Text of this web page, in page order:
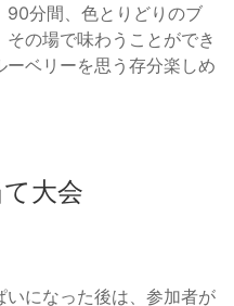
90分間、色とりどりのブ
の場で味わうことができ
ーベリーを思う存分楽しめ
大会
いになった後は、参加者が